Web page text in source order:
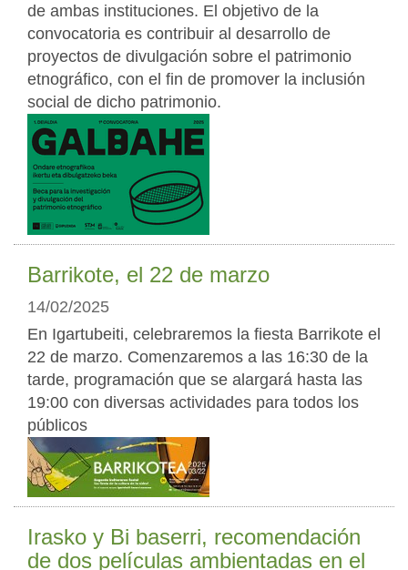
de ambas instituciones. El objetivo de la
convocatoria es contribuir al desarrollo de
proyectos de divulgación sobre el patrimonio
etnográfico, con el fin de promover la inclusión
social de dicho patrimonio.
Barrikote, el 22 de marzo
14/02/2025
En Igartubeiti, celebraremos la fiesta Barrikote el
22 de marzo. Comenzaremos a las 16:30 de la
tarde, programación que se alargará hasta las
19:00 con diversas actividades para todos los
públicos
Irasko y Bi baserri, recomendación
de dos películas ambientadas en el